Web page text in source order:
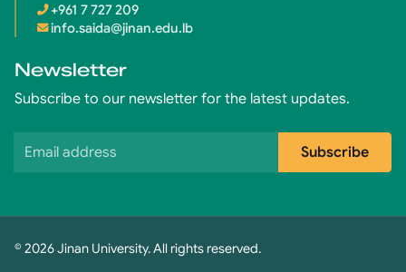
+961 7 727 209
info.saida@jinan.edu.lb
Newsletter
Subscribe to our newsletter for the latest updates.
Email address
Subscribe
© 2026 Jinan University. All rights reserved.